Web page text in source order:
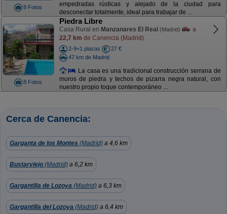
8 Fotos
empedradas rústicas y alejado de la ciudad para
desconectar totalmente, ideal para trabajar de ...
8 Fotos
Piedra Libre
Casa Rural en Manzanares El Real (Madrid)
a
22,7 km de Canencia (Madrid)
2-9+1 plazas
27 €
47 km de Madrid
La casa es una tradicional construcción serrana de
muros de piedra y techos de pizarra negra natural, con
nuestro propio toque contemporáneo ...
Cerca de Canencia:
Garganta de los Montes (Madrid) a 4,6 km
Bustarviejo (Madrid) a 6,2 km
Gargantilla de Lozoya (Madrid) a 6,3 km
Gargantilla del Lozoya (Madrid) a 6,4 km